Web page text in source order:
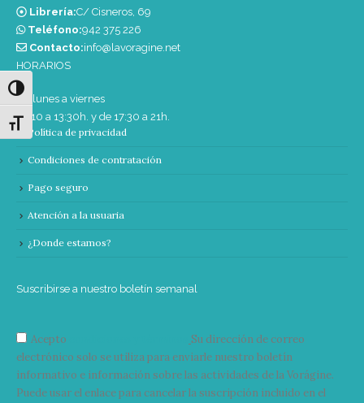
Alternar alto contraste
Alternar tamaño de letra
Librería:C/ Cisneros, 69
Teléfono:‭942 375 226‬
Contacto:info@lavoragine.net
HORARIOS
De lunes a viernes
de 10 a 13:30h. y de 17:30 a 21h.
Política de privacidad
Condiciones de contratación
Pago seguro
Atención a la usuaria
¿Donde estamos?
Suscribirse a nuestro boletín semanal
Acepto
Su dirección de correo
electrónico solo se utiliza para enviarle nuestro boletín
informativo e información sobre las actividades de la Vorágine.
Puede usar el enlace para cancelar la suscripción incluido en el